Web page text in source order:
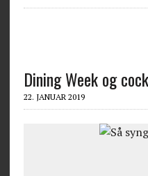
Dining Week og
22. JANUAR 2019